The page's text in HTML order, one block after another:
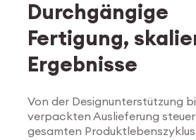
Durchgängige
Fertigung,
Ergebnisse
Von der Designunterstützung
verpackten Auslieferung
gesamten